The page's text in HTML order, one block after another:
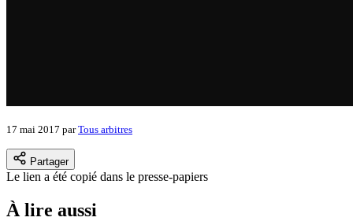
17 mai 2017 parTous arbitres
Partager
Le lien a été copié dans le presse-papiers
À lire aussi